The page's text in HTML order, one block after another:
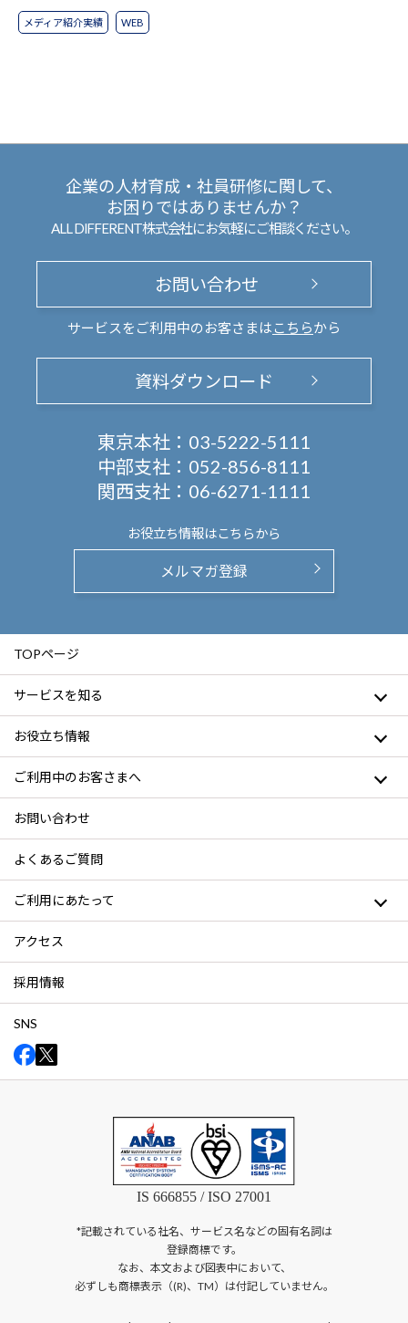
メディア紹介実績 WEB
企業の人材育成・社員研修に関して、
お困りではありませんか？
ALL DIFFERENT株式会社にお気軽にご相談ください。
お問い合わせ
サービスをご利用中のお客さまは こちらから
資料ダウンロード
東京本社： 03-5222-5111
中部支社： 052-856-8111
関西支社： 06-6271-1111
お役立ち情報はこちらから
メルマガ登録
TOPページ
サービスを知る
お役立ち情報
ご利用中のお客さまへ
お問い合わせ
よくあるご質問
ご利用にあたって
アクセス
採用情報
SNS
IS 666855 / ISO 27001
*記載されている社名、サービス名などの固有名詞は
登録商標です。
なお、本文および図表中において、
必ずしも商標表示（(R)、TM）は付記していません。